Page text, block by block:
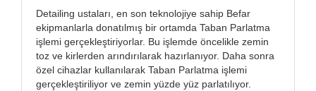
Detailing ustaları, en son teknolojiye sahip Befar
ekipmanlarla donatılmış bir ortamda Taban Parlatma
işlemi gerçekleştiriyorlar. Bu işlemde öncelikle zemin
toz ve kirlerden arındırılarak hazırlanıyor. Daha sonra
özel cihazlar kullanılarak Taban Parlatma işlemi
gerçekleştiriliyor ve zemin yüzde yüz parlatılıyor.